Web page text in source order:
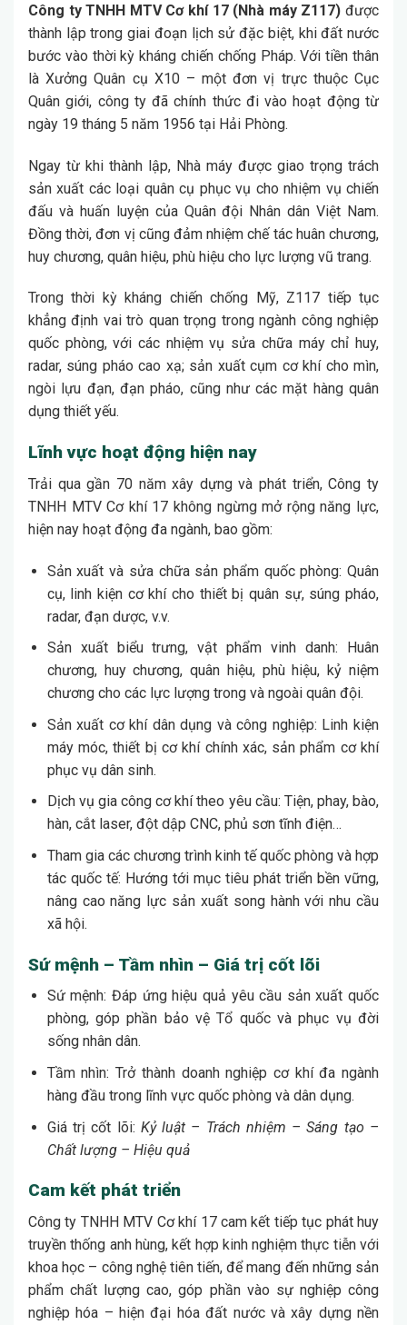
Công ty TNHH MTV Cơ khí 17 (Nhà máy Z117) được
thành lập trong giai đoạn lịch sử đặc biệt, khi đất nước
bước vào thời kỳ kháng chiến chống Pháp. Với tiền thân
là Xưởng Quân cụ X10 – một đơn vị trực thuộc Cục
Quân giới, công ty đã chính thức đi vào hoạt động từ
ngày 19 tháng 5 năm 1956 tại Hải Phòng.
Ngay từ khi thành lập, Nhà máy được giao trọng trách
sản xuất các loại quân cụ phục vụ cho nhiệm vụ chiến
đấu và huấn luyện của Quân đội Nhân dân Việt Nam.
Đồng thời, đơn vị cũng đảm nhiệm chế tác huân chương,
huy chương, quân hiệu, phù hiệu cho lực lượng vũ trang.
Trong thời kỳ kháng chiến chống Mỹ, Z117 tiếp tục
khẳng định vai trò quan trọng trong ngành công nghiệp
quốc phòng, với các nhiệm vụ sửa chữa máy chỉ huy,
radar, súng pháo cao xạ; sản xuất cụm cơ khí cho mìn,
ngòi lựu đạn, đạn pháo, cũng như các mặt hàng quân
dụng thiết yếu.
Lĩnh vực hoạt động hiện nay
Trải qua gần 70 năm xây dựng và phát triển, Công ty
TNHH MTV Cơ khí 17 không ngừng mở rộng năng lực,
hiện nay hoạt động đa ngành, bao gồm:
Sản xuất và sửa chữa sản phẩm quốc phòng: Quân
cụ, linh kiện cơ khí cho thiết bị quân sự, súng pháo,
radar, đạn dược, v.v.
Sản xuất biểu trưng, vật phẩm vinh danh: Huân
chương, huy chương, quân hiệu, phù hiệu, kỷ niệm
chương cho các lực lượng trong và ngoài quân đội.
Sản xuất cơ khí dân dụng và công nghiệp: Linh kiện
máy móc, thiết bị cơ khí chính xác, sản phẩm cơ khí
phục vụ dân sinh.
Dịch vụ gia công cơ khí theo yêu cầu: Tiện, phay, bào,
hàn, cắt laser, đột dập CNC, phủ sơn tĩnh điện…
Tham gia các chương trình kinh tế quốc phòng và hợp
tác quốc tế: Hướng tới mục tiêu phát triển bền vững,
nâng cao năng lực sản xuất song hành với nhu cầu
xã hội.
Sứ mệnh – Tầm nhìn – Giá trị cốt lõi
Sứ mệnh: Đáp ứng hiệu quả yêu cầu sản xuất quốc
phòng, góp phần bảo vệ Tổ quốc và phục vụ đời
sống nhân dân.
Tầm nhìn: Trở thành doanh nghiệp cơ khí đa ngành
hàng đầu trong lĩnh vực quốc phòng và dân dụng.
Giá trị cốt lõi: Kỷ luật – Trách nhiệm – Sáng tạo –
Chất lượng – Hiệu quả
Cam kết phát triển
Công ty TNHH MTV Cơ khí 17 cam kết tiếp tục phát huy
truyền thống anh hùng, kết hợp kinh nghiệm thực tiễn với
khoa học – công nghệ tiên tiến, để mang đến những sản
phẩm chất lượng cao, góp phần vào sự nghiệp công
nghiệp hóa – hiện đại hóa đất nước và xây dựng nền